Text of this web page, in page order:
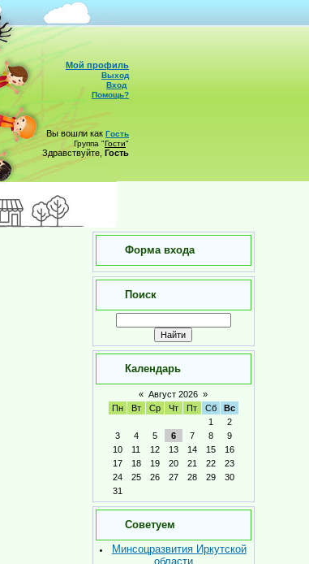
Мой профиль
Выход
Вход
Помощь?
Вы вошли как Гость
Группа "Гости"
Здравствуйте, Гость
Форма входа
Поиск
Календарь
« Август 2026 »
Пн
Вт Ср Чт Пт Сб
Вс
1
2
3
4 5 6 7 8
9
10
11 12 13 14 15
16
17
18 19 20 21 22
23
24
25 26 27 28 29
30
31
Советуем
Минсоцразвития Иркутской
области